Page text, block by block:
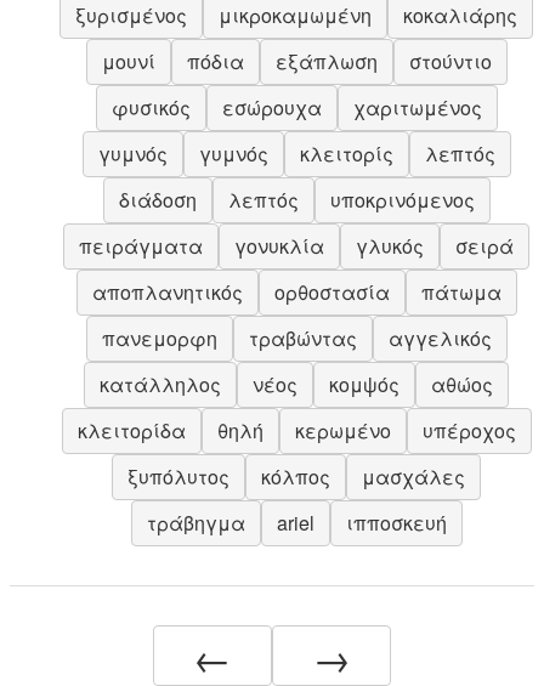
ξυρισμένος
μικροκαμωμένη
κοκαλιάρης
μουνί
πόδια εξάπλωση
στούντιο
φυσικός
εσώρουχα
χαριτωμένος
γυμνός
γυμνός κλειτορίς
λεπτός
διάδοση
λεπτός
υποκρινόμενος
πειράγματα
γονυκλία γλυκός
σειρά
αποπλανητικός
ορθοστασία
πάτωμα
πανεμορφη
τραβώντας
αγγελικός
κατάλληλος
νέος κομψός
αθώος
κλειτορίδα
θηλή κερωμένο
υπέροχος
ξυπόλυτος
κόλπος
μασχάλες
τράβηγμα
ariel ιπποσκευή
← →